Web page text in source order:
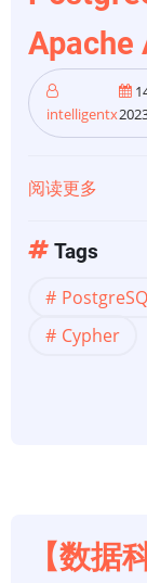
Apache
intelligentx
阅读更多
数
据
型
数
Tags
Cypher
【数据